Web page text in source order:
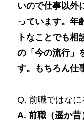
いので仕事以外
っています。年
トなことでも相
の「今の流行」
す。もちろん仕
Q. 前職ではな
A. 前職（遥か昔